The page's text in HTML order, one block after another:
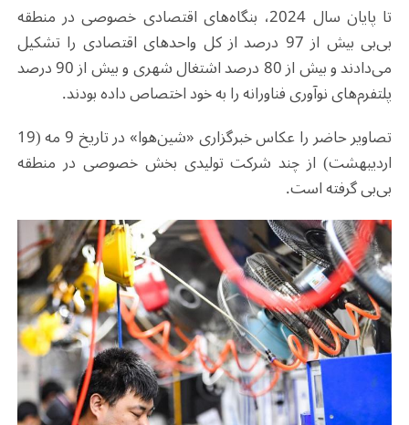
تا پایان سال 2024، بنگاه‌های اقتصادی خصوصی در منطقه
بی‌بی بیش از 97 درصد از کل واحدهای اقتصادی را تشکیل
می‌دادند و بیش از 80 درصد اشتغال شهری و بیش از 90 درصد
پلتفرم‌های نوآوری فناورانه را به خود اختصاص داده بودند.
تصاویر حاضر را عکاس خبرگزاری «شین‌هوا» در تاریخ 9 مه (19
اردیبهشت) از چند شرکت تولیدی بخش خصوصی در منطقه
بی‌بی گرفته است.